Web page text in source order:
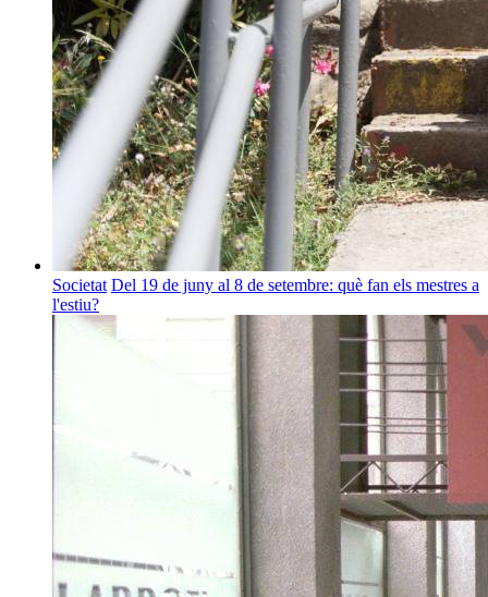
Societat Del 19 de juny al 8 de setembre: què fan els mestres a
l'estiu?